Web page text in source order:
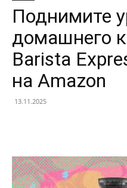
Поднимите
домашнего
Barista
на Amazon
13.11.2025